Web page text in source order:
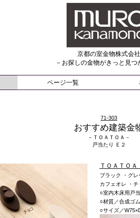
京都の室金物株式会社
－お探しの金物がきっと見つ
ページ一覧
71-303
おすすめ建築金
－ＴＯＡＴＯＡ－
戸当たり Ｅ２
ＴＯＡＴＯ
ブラック ・ グレ
カフェオレ ・ チ
○室内木床用戸
○材質／合成ゴ
○サイズ／